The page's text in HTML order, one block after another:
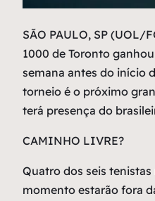
SÃO PAULO, SP (UOL/
1000 de Toronto
semana antes do início
torneio é o próximo
terá presença do
CAMINHO LIVRE?
Quatro dos seis
momento estarão fora